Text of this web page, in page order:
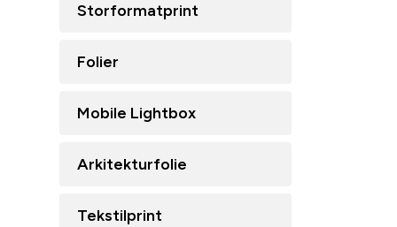
Storformatprint
Folier
Mobile Lightbox
Arkitekturfolie
Tekstilprint